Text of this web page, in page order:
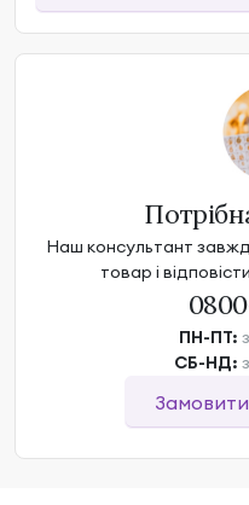
Наш консультант
товар і
ПН-ПТ:
СБ-НД: